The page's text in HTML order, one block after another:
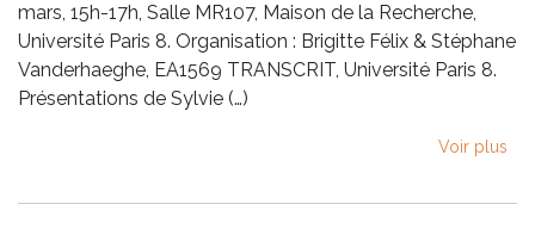
mars, 15h-17h, Salle MR107, Maison de la Recherche,
Université Paris 8. Organisation : Brigitte Félix & Stéphane
Vanderhaeghe, EA1569 TRANSCRIT, Université Paris 8.
Présentations de Sylvie (…)
Voir plus